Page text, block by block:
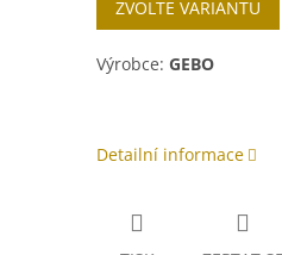
cena:
ZVOLTE VARIANTU
Výrobce: GEBO
Detailní informace